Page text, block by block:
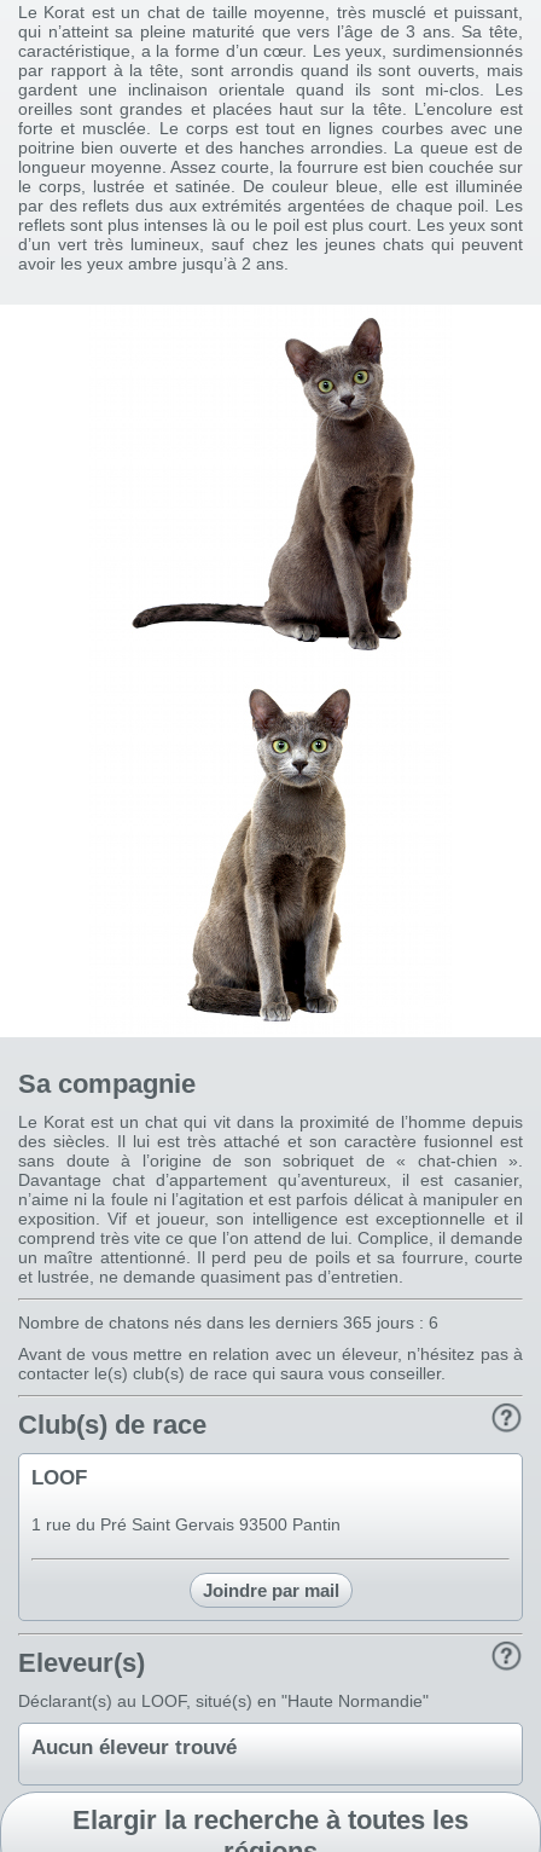
Le Korat est un chat de taille moyenne, très musclé et puissant,
qui n’atteint sa pleine maturité que vers l’âge de 3 ans. Sa tête,
caractéristique, a la forme d’un cœur. Les yeux, surdimensionnés
par rapport à la tête, sont arrondis quand ils sont ouverts, mais
gardent une inclinaison orientale quand ils sont mi-clos. Les
oreilles sont grandes et placées haut sur la tête. L’encolure est
forte et musclée. Le corps est tout en lignes courbes avec une
poitrine bien ouverte et des hanches arrondies. La queue est de
longueur moyenne. Assez courte, la fourrure est bien couchée sur
le corps, lustrée et satinée. De couleur bleue, elle est illuminée
par des reflets dus aux extrémités argentées de chaque poil. Les
reflets sont plus intenses là ou le poil est plus court. Les yeux sont
d’un vert très lumineux, sauf chez les jeunes chats qui peuvent
avoir les yeux ambre jusqu’à 2 ans.
Sa compagnie
Le Korat est un chat qui vit dans la proximité de l’homme depuis
des siècles. Il lui est très attaché et son caractère fusionnel est
sans doute à l’origine de son sobriquet de « chat-chien ».
Davantage chat d’appartement qu’aventureux, il est casanier,
n’aime ni la foule ni l’agitation et est parfois délicat à manipuler en
exposition. Vif et joueur, son intelligence est exceptionnelle et il
comprend très vite ce que l’on attend de lui. Complice, il demande
un maître attentionné. Il perd peu de poils et sa fourrure, courte
et lustrée, ne demande quasiment pas d’entretien.
Nombre de chatons nés dans les derniers 365 jours : 6
Avant de vous mettre en relation avec un éleveur, n’hésitez pas à
contacter le(s) club(s) de race qui saura vous conseiller.
Club(s) de race
LOOF
1 rue du Pré Saint Gervais 93500 Pantin
Joindre par mail
Eleveur(s)
Déclarant(s) au LOOF, situé(s) en "Haute Normandie"
Aucun éleveur trouvé
Elargir la recherche à toutes les